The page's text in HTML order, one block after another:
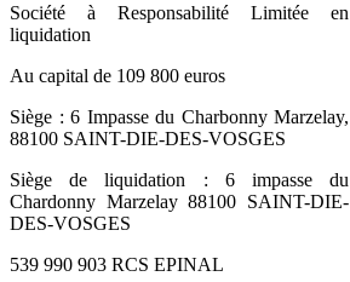
Société à Responsabilité Limitée en
liquidation
Au capital de 109 800 euros
Siège : 6 Impasse du Charbonny Marzelay,
88100 SAINT-DIE-DES-VOSGES
Siège de liquidation : 6 impasse du
Chardonny Marzelay 88100 SAINT-DIE-
DES-VOSGES
539 990 903 RCS EPINAL